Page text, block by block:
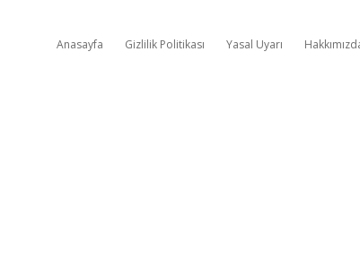
Anasayfa Gizlilik Politikası Yasal Uyarı